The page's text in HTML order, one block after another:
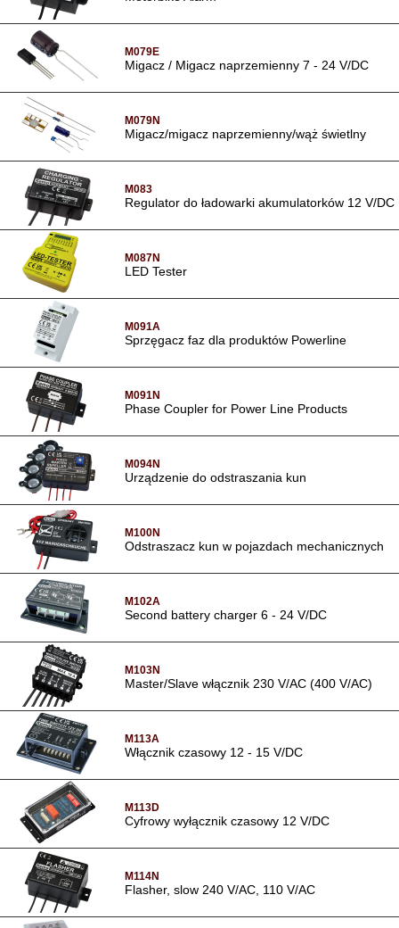
M079E
Migacz / Migacz naprzemienny 7 - 24 V/DC
M079N
Migacz/migacz naprzemienny/wąż świetlny
M083
Regulator do ładowarki akumulatorków 12 V/DC
M087N
LED Tester
M091A
Sprzęgacz faz dla produktów Powerline
M091N
Phase Coupler for Power Line Products
M094N
Urządzenie do odstraszania kun
M100N
Odstraszacz kun w pojazdach mechanicznych
M102A
Second battery charger 6 - 24 V/DC
M103N
Master/Slave włącznik 230 V/AC (400 V/AC)
M113A
Włącznik czasowy 12 - 15 V/DC
M113D
Cyfrowy wyłącznik czasowy 12 V/DC
M114N
Flasher, slow 240 V/AC, 110 V/AC